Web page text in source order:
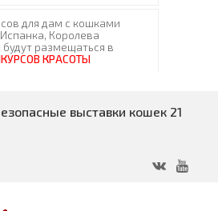
выставки кошек 21